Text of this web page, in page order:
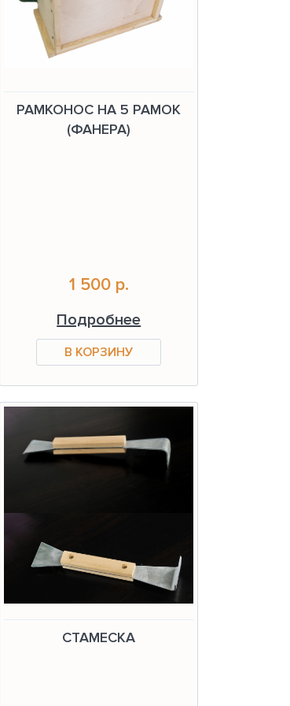
РАМКОНОС НА 5 РАМОК
(ФАНЕРА)
1 500 р.
Подробнее
СТАМЕСКА